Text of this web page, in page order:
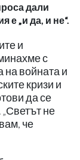
дали
е „и да, и не“.
и
с
на войната и
кризи и
да се
не
че